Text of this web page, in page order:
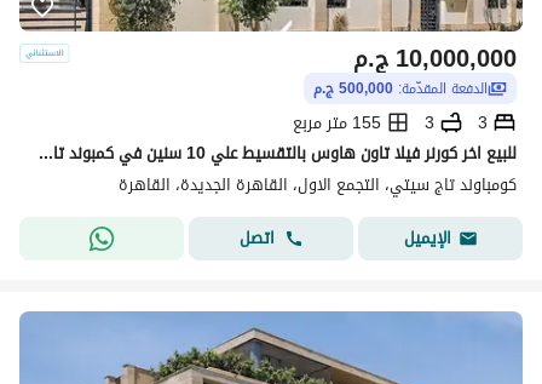
ج.م10,000,000
الدفعة المقدّمة: 500,000 ج.م
3
3
155 متر مربع
للبيع اخر كورنر فيلا تاون هاوس بالتقسيط علي 10 سنين في كمبوند تاج سيتي For sale: Last corner townhouse in Taj City compound
كومباوند تاج سيتي، التجمع الاول، القاهرة الجديدة، القاهرة
الإيميل
اتصل